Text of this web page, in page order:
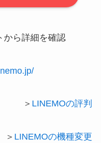
から詳細を確認
＞ LINEMOの評判
＞ LINEMOの機種変更